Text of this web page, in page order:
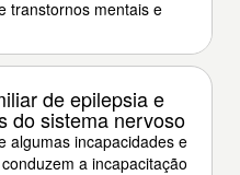
transtornos mentais e
de epilepsia e
do sistema nervoso
algumas incapacidades e
a incapacitação